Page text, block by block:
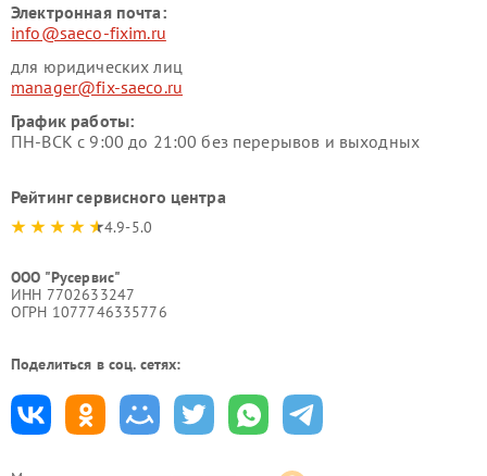
Электронная почта:
info@saeco-fixim.ru
для юридических лиц
manager@fix-saeco.ru
График работы:
ПН-ВСК с 9:00 до 21:00 без перерывов и выходных
Рейтинг сервисного центра
4.9-5.0
ООО "Русервис"
ИНН 7702633247
ОГРН 1077746335776
Поделиться в соц. сетях: